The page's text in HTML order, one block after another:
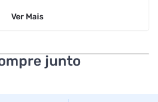
Ver Mais
junto